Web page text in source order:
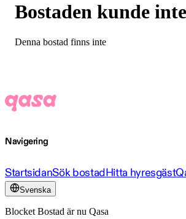
Bostaden kunde
Denna bostad finns inte
Navigering
StartsidanSök bostadHitta hyresgäst
Svenska
Blocket Bostad är nu Qasa